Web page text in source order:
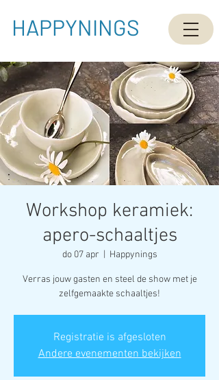
HAPPYNINGS
Workshop keramiek:
apero-schaaltjes
do 07 apr Happynings
Verras jouw gasten en steel de show met je
zelfgemaakte schaaltjes!
Registratie is afgesloten
Andere evenementen bekijken